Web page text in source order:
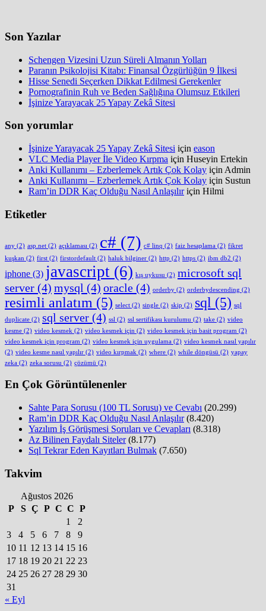
Son Yazılar
Schengen Vizesini Uzun Süreli Almanın Yolları
Paranın Psikolojisi Kitabı: Finansal Özgürlüğün 9 İlkesi
Hisse Senedi Seçerken Dikkat Edilmesi Gerekenler
Pornografinin Ruh ve Beden Sağlığına Olumsuz Etkileri
İşinize Yarayacak 25 Yapay Zekâ Sitesi
Son yorumlar
İşinize Yarayacak 25 Yapay Zekâ Sitesi için eason
VLC Media Player İle Video Kırpma için Huseyin Ertekin
Anki Kullanımı – Ezberlemek Artık Çok Kolay için Admin
Anki Kullanımı – Ezberlemek Artık Çok Kolay için Sustun
Ram’in DDR Kaç Olduğu Nasıl Anlaşılıriçin Hilmi
Etiketler
any (2) asp.net (2) açıklaması (2) c# (7) c# linq (2) faiz hesaplama (2) fikret
kuşkan (2) first (2) firstordefault (2) haluk bilginer (2) http (2) https (2) ibm db2 (2)
iphone (3) javascript (6) kış uykusu (2) microsoft sql
server (4) mysql (4) oracle (4) orderby (2) orderbydescending (2)
resimli anlatım (5) select (2) single (2) skip (2) sql (5) sql
duplicate (2) sql server (4) ssl (2) ssl sertifikası kurulumu (2) take (2) video
kesme (2) video kesmek (2) video kesmek için (2) video kesmek için basit program (2)
video kesmek için program (2) video kesmek için uygulama (2) video kesmek nasıl yapılır
(2) video kesme nasıl yapılır (2) video kırpmak (2) where (2) while döngüsü (2) yapay
zeka (2) zeka sorusu (2) çözümü (2)
En Çok Görüntülenenler
Sahte Para Sorusu (100 TL Sorusu) ve Cevabı (20.299)
Ram’in DDR Kaç Olduğu Nasıl Anlaşılır (8.420)
Yazılım İş Görüşmesi Soruları ve Cevapları (8.318)
Az Bilinen Faydalı Siteler (8.177)
Sql Tekrar Eden Kayıtları Bulmak (7.650)
Takvim
Ağustos 2026
P
S Ç P C C P
1
2
3
4 5 6 7 8
9
10 11 12 13 14 15 16
17 18 19 20 21 22 23
24 25 26 27 28 29 30
31
« Eyl